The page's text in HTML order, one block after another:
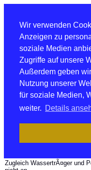
Wir verwenden
Anzeigen zu
soziale Medien
Zugriffe auf unsere
Außerdem geben
Nutzung unserer
für soziale Medien,
weiter. Details
Zugleich WassertrÃ¤ger und